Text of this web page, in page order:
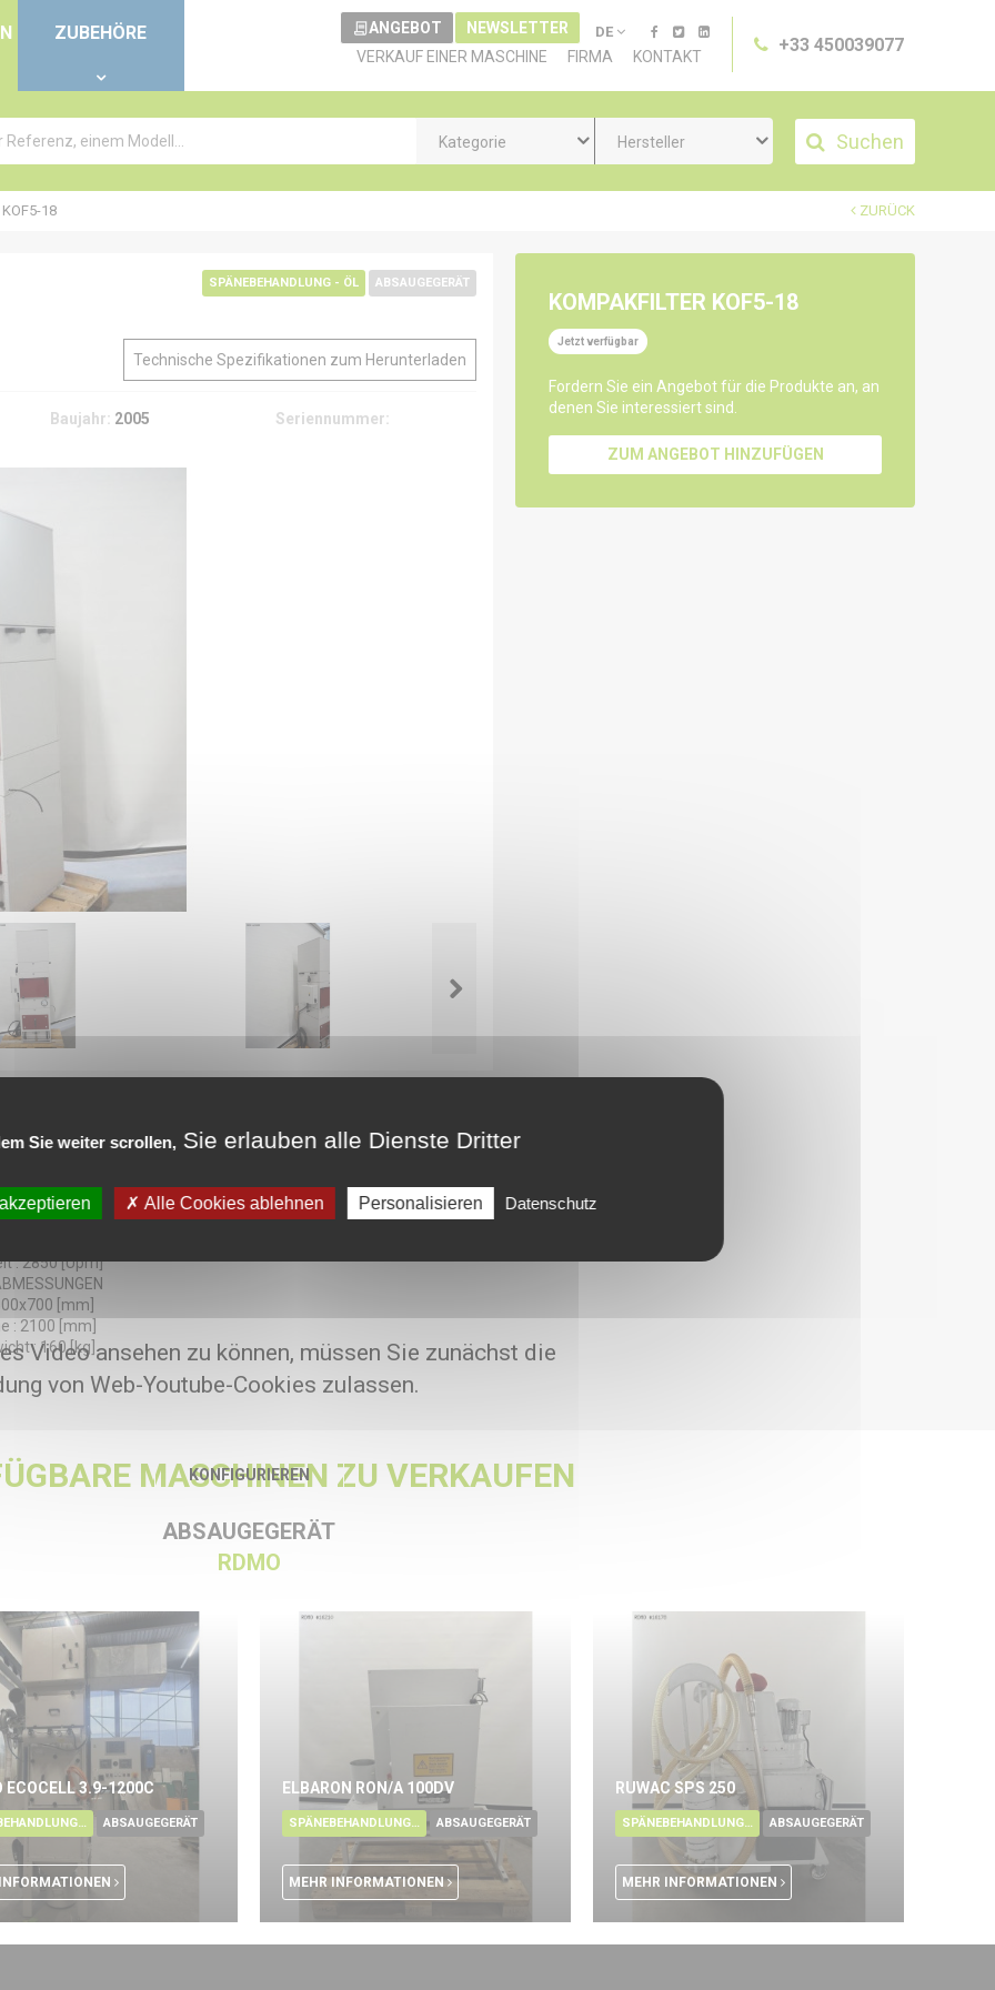
Sie weiter scrollen, Sie erlauben alle Dienste Dritter
Alle Cookies ablehnen Personalisieren Datenschutz
ZUBEHÖRE
+33 450039077
ANGEBOT NEWSLETTER DE
VERKAUF EINER MASCHINE FIRMA KONTAKT
Kategorie Hersteller Suchen
ZURÜCK
KOF5-18
SPÄNEBEHANDLUNG - ÖL ABSAUGEGERÄT
Technische Spezifikationen zum Herunterladen
Baujahr: 2005 Seriennummer:
: 400 [V]
A
: 2850 [Upm]
[mm]
: 2100 [mm]
: 160 [kg]
KOMPAKFILTER KOF5-18
Jetzt verfügbar
Fordern Sie ein Angebot für die Produkte an, an
denen Sie interessiert sind.
ZUM ANGEBOT HINZUFÜGEN
Video ansehen zu können, müssen Sie zunächst die
von Web-Youtube-Cookies zulassen.
KONFIGURIEREN
MASCHINEN ZU VERKAUFEN
ABSAUGEGERÄT
RDMO
ECOCELL 3.9-1200C
SPÄNEBEHANDLUNG - ÖL ABSAUGEGERÄT
ELBARON RON/A 100DV
SPÄNEBEHANDLUNG - ÖL ABSAUGEGERÄT
MEHR INFORMATIONEN
RUWAC SPS 250
SPÄNEBEHANDLUNG - ÖL ABSAUGEGERÄT
MEHR INFORMATIONEN